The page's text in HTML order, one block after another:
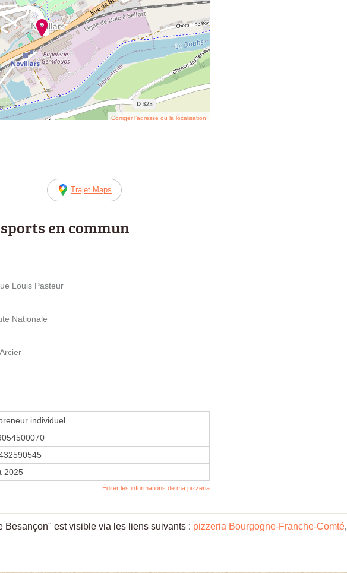
Corriger l’adresse ou la localisation
Trajet Maps
en commun
Louis Pasteur
Nationale
individuel
2025
Éditer les informations de ma pizzeria
Besançon" est visible via les liens suivants : pizzeria Bourgogne-Franche-Comté,